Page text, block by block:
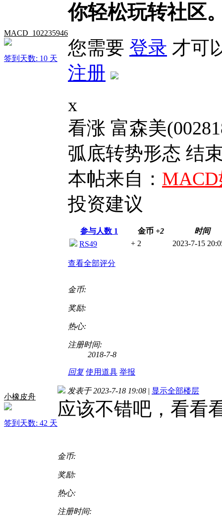
MACD_102235946
签到天数: 10 天
你轻松玩转社区
您需要 登录 才可
注册
x
看涨 富森美
弧底转势形态 结
本帖来自：
投资建议
参与人数 1 金币 +2
时间
RS49
+ 2 2023-7-15
查看全部评分
金币:
奖励:
热心:
注册时间:
2018-7-8
回复 使用道具 举报
小橡皮舟
签到天数: 42 天
发表于 2023-7-18 19:08 | 显示全部楼层
应该不错吧，看看
金币:
奖励:
热心:
注册时间: